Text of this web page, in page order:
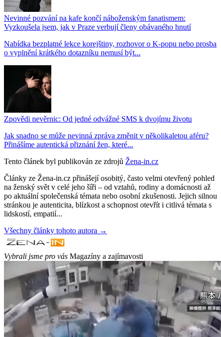
Nevinné pozvání na kafe končí náboženským fanatismem:
Vyzkoušela jsem, jak v Praze verbují členy obávaného hnutí
Nabídka bezplatné lekce korejštiny, rozhovor o K-popu nebo prosba
o vyplnění krátkého dotazníku nemusí být...
Zpovědi nevěrnic: Od jedné odvážné SMS k dvojímu životu
Jak snadno se může nevinná zpráva změnit v několikaletou aféru?
Přinášíme autentická přiznání žen, které...
Tento článek byl publikován ze zdrojů Žena-in.cz
Články ze Žena-in.cz přinášejí osobitý, často velmi otevřený pohled
na ženský svět v celé jeho šíři – od vztahů, rodiny a domácnosti až
po aktuální společenská témata nebo osobní zkušenosti. Jejich silnou
stránkou je autenticita, blízkost a schopnost otevřít i citlivá témata s
lidskostí, empatií...
Všechny články tohoto autora →
Vybrali jsme pro vás Magazíny a zajímavosti